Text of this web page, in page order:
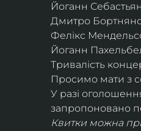
Йоганн
Дмитро
Фелікс
Йоганн
Тривалість
Просимо мати з
У разі
запропоновано
Квитки можна